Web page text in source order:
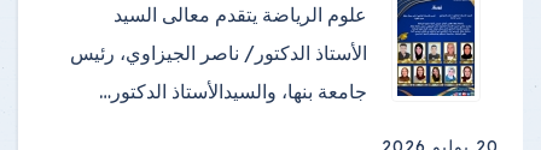
علوم الرياضة ​يتقدم معالى السيد
الأستاذ الدكتور/ ناصر الجيزاوي، رئيس
جامعة بنها، والسيدالأستاذ الدكتور…